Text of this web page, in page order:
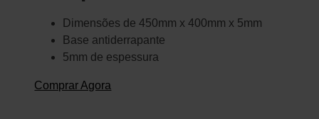
Dimensões de 450mm x 400mm x 5mm
Base antiderrapante
5mm de espessura
Comprar Agora